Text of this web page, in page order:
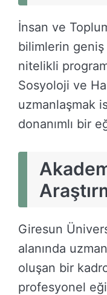
İnsan ve
bilimlerin
nitelikli
Sosyoloji ve
uzmanlaşmak
donanımlı bir
Giresun
alanında
oluşan bir
profesyonel